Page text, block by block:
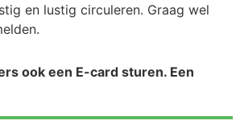
en lustig circuleren. Graag wel
ook een E-card sturen. Een